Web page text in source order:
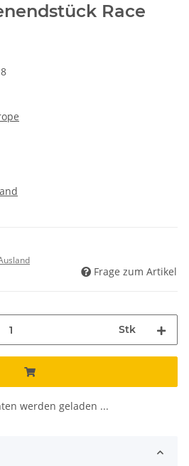
Race
Frage zum Artikel
Stk
werden geladen ...